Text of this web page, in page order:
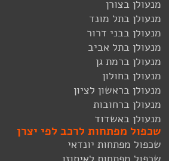
מנעולן בצורן
מנעולן בתל מונד
מנעולן בבני דרור
מנעולן בתל אביב
מנעולן ברמת גן
מנעולן בחולון
מנעולן בראשון לציון
מנעולן ברחובות
מנעולן באשדוד
שכפול מפתחות לרכב לפי יצרן
שכפול מפתחות יונדאי